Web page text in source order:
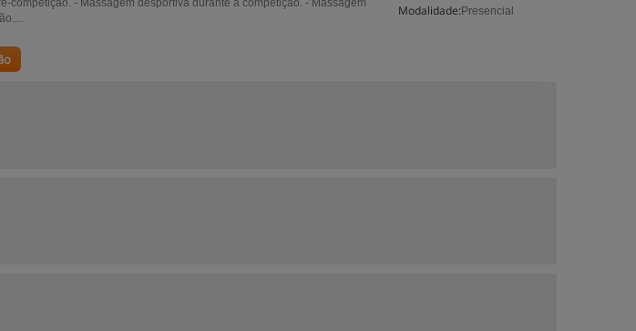
Modalidade: Presencial
competição. - Massagem desportiva durante a competição. - Massagem